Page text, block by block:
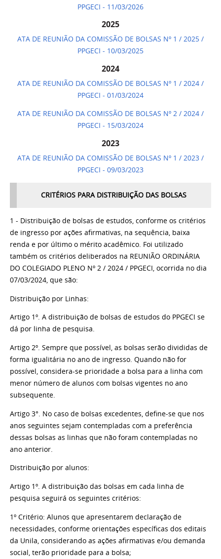
PPGECI - 11/03/2026
2025
ATA DE REUNIÃO DA COMISSÃO DE BOLSAS Nº 1 / 2025 /
PPGECI - 10/03/2025
2024
ATA DE REUNIÃO DA COMISSÃO DE BOLSAS Nº 1 / 2024 /
PPGECI - 01/03/2024
ATA DE REUNIÃO DA COMISSÃO DE BOLSAS Nº 2 / 2024 /
PPGECI - 15/03/2024
2023
ATA DE REUNIÃO DA COMISSÃO DE BOLSAS Nº 1 / 2023 /
PPGECI - 09/03/2023
CRITÉRIOS PARA DISTRIBUIÇÃO DAS BOLSAS
1 - Distribuição de bolsas de estudos, conforme os critérios
de ingresso por ações afirmativas, na sequência, baixa
renda e por último o mérito acadêmico. Foi utilizado
também os critérios deliberados na REUNIÃO ORDINÁRIA
DO COLEGIADO PLENO Nº 2 / 2024 / PPGECI, ocorrida no dia
07/03/2024, que são:
Distribuição por Linhas:
Artigo 1º. A distribuição de bolsas de estudos do PPGECI se
dá por linha de pesquisa.
Artigo 2º. Sempre que possível, as bolsas serão divididas de
forma igualitária no ano de ingresso. Quando não for
possível, considera-se prioridade a bolsa para a linha com
menor número de alunos com bolsas vigentes no ano
subsequente.
Artigo 3°. No caso de bolsas excedentes, define-se que nos
anos seguintes sejam contempladas com a preferência
dessas bolsas as linhas que não foram contempladas no
ano anterior.
Distribuição por alunos:
Artigo 1º. A distribuição das bolsas em cada linha de
pesquisa seguirá os seguintes critérios:
1º Critério: Alunos que apresentarem declaração de
necessidades, conforme orientações específicas dos editais
da Unila, considerando as ações afirmativas e/ou demanda
social, terão prioridade para a bolsa;